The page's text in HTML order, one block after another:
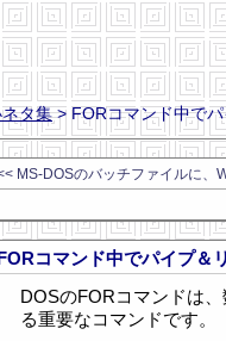
タ集> FORコマンド中で
MS-DOSのバッチファイルに、
コマンド中でパイプ＆
DOSのFORコマンドは
る重要なコマンドです。